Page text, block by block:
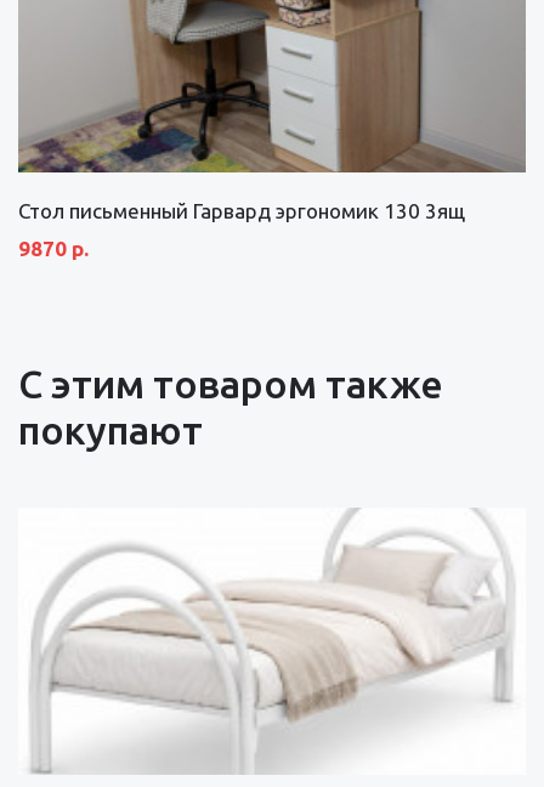
Стол письменный Гарвард эргономик 130 3ящ
9870 р.
С этим товаром также
покупают